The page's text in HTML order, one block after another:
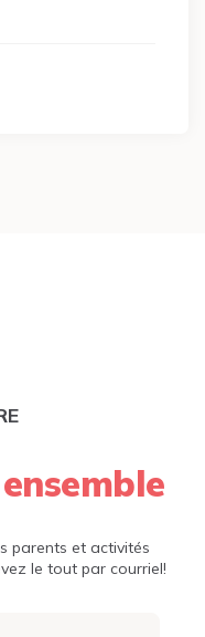
parents et activités
le tout par courriel!